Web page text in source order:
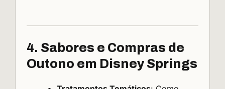
4. Sabores e Compras de
Outono em Disney Springs